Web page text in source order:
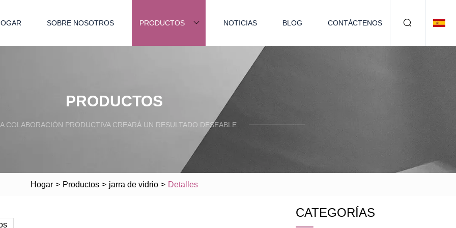
SOBRE NOSOTROS PRODUCTOS NOTICIAS BLOG CONTÁCTENOS
PRODUCTOS
COLABORACIÓN PRODUCTIVA CREARÁ UN RESULTADO DESEABLE.
Hogar > Productos > jarra de vidrio > Detalles
CATEGORÍAS